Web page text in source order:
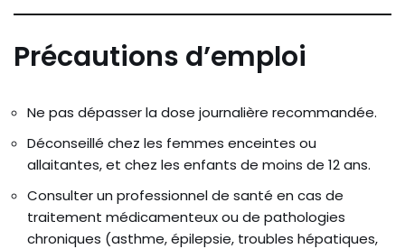
Précautions d’emploi
Ne pas dépasser la dose journalière recommandée.
Déconseillé chez les femmes enceintes ou
allaitantes, et chez les enfants de moins de 12 ans.
Consulter un professionnel de santé en cas de
traitement médicamenteux ou de pathologies
chroniques (asthme, épilepsie, troubles hépatiques,